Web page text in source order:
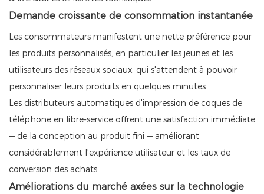
Demande croissante de consommation instantanée
Les consommateurs manifestent une nette préférence pour
les produits personnalisés, en particulier les jeunes et les
utilisateurs des réseaux sociaux, qui s'attendent à pouvoir
personnaliser leurs produits en quelques minutes.
Les distributeurs automatiques d'impression de coques de
téléphone en libre-service offrent une satisfaction immédiate
— de la conception au produit fini — améliorant
considérablement l'expérience utilisateur et les taux de
conversion des achats.
Améliorations du marché axées sur la technologie